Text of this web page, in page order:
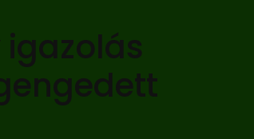
igazolás